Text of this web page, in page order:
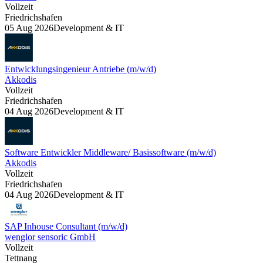
Vollzeit
Friedrichshafen
05 Aug 2026Development & IT
Entwicklungsingenieur Antriebe (m/w/d)
Akkodis
Vollzeit
Friedrichshafen
04 Aug 2026Development & IT
Software Entwickler Middleware/ Basissoftware (m/w/d)
Akkodis
Vollzeit
Friedrichshafen
04 Aug 2026Development & IT
SAP Inhouse Consultant (m/w/d)
wenglor sensoric GmbH
Vollzeit
Tettnang